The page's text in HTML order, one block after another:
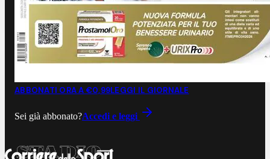
ABBONATI ORA A €0,99LEGGI IL GIORNALE
Sei già abbonato?Accedi e leggi